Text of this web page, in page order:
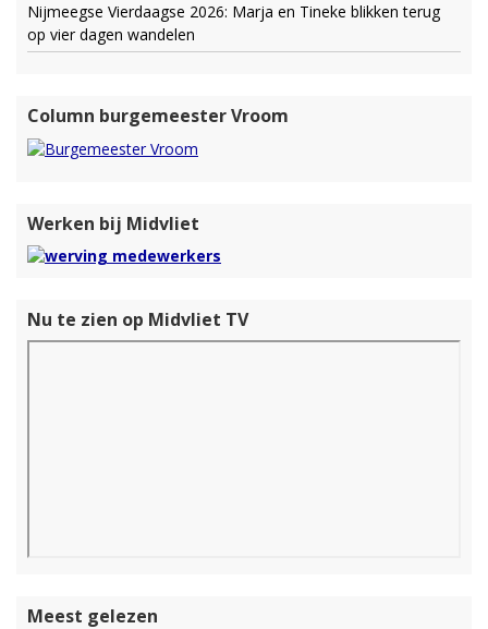
Nijmeegse Vierdaagse 2026: Marja en Tineke blikken terug
op vier dagen wandelen
Column burgemeester Vroom
Werken bij Midvliet
Nu te zien op Midvliet TV
Meest gelezen